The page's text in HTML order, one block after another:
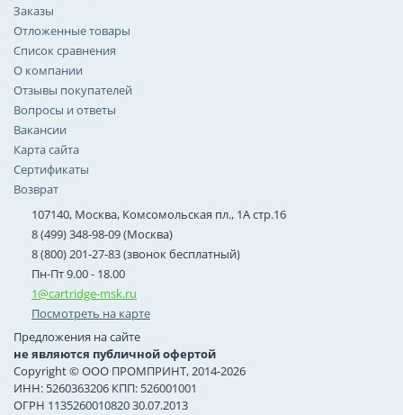
Заказы
Отложенные товары
Список сравнения
О компании
Отзывы покупателей
Вопросы и ответы
Вакансии
Карта сайта
Сертификаты
Возврат
107140, Москва, Комсомольская пл., 1А стр.16
8 (499) 348-98-09 (Москва)
8 (800) 201-27-83 (звонок бесплатный)
Пн-Пт 9.00 - 18.00
1@cartridge-msk.ru
Посмотреть на карте
Предложения на сайте
не являются публичной офертой
Copyright © ООО ПРОМПРИНТ, 2014-2026
ИНН: 5260363206 КПП: 526001001
ОГРН 1135260010820 30.07.2013